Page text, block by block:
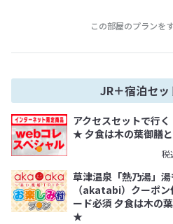
この部屋のプランを
JR＋宿泊セッ
アクセスセットで行
★ 夕食は木の葉御膳
税
草津温泉「熱乃湯」
（akatabi）クーポ
ード必須 夕食は木の
★